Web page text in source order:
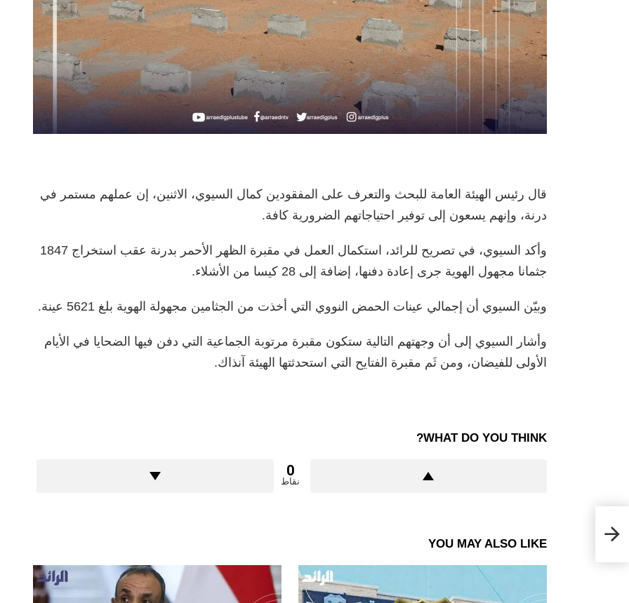
قال رئيس الهيئة العامة للبحث والتعرف على المفقودين كمال السيوي، الاثنين، إن عملهم مستمر في
درنة، وإنهم يسعون إلى توفير احتياجاتهم الضرورية كافة.
وأكد السيوي، في تصريح للرائد، استكمال العمل في مقبرة الظهر الأحمر بدرنة عقب استخراج 1847
جثمانا مجهول الهوية جرى إعادة دفنها، إضافة إلى 28 كيسا من الأشلاء.
وبيّن السيوي أن إجمالي عينات الحمض النووي التي أخذت من الجثامين مجهولة الهوية بلغ 5621 عينة.
وأشار السيوي إلى أن وجهتهم التالية ستكون مقبرة مرتوبة الجماعية التي دفن فيها الضحايا في الأيام
الأولى للفيضان، ومن ثَم مقبرة الفتايح التي استحدثتها الهيئة آنذاك.
WHAT DO YOU THINK?
0
نقاط
YOU MAY ALSO LIKE